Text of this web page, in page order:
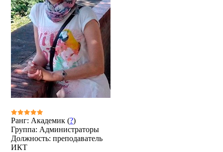
Ранг: Академик (?)
Группа: Администраторы
Должность: преподаватель
ИКТ